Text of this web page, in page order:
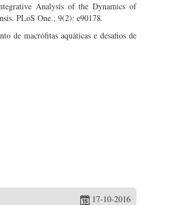
Analysis of the Dynamics of
PLoS One.; 9(2): e90178.
de macrófitas aquáticas e desafios de
17-10-2016